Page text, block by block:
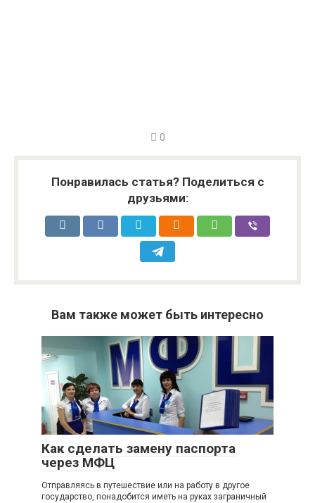
0
Понравилась статья? Поделиться с
друзьями:
Вам также может быть интересно
Как сделать замену паспорта
через МФЦ
Отправляясь в путешествие или на работу в другое
государство, понадобится иметь на руках заграничный